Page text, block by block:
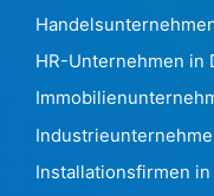
Irak 4.970
Israel 216.537
Elfenbeinküste
Jamaika 1.388
HR-Unternehmen in
Installationsfirmen